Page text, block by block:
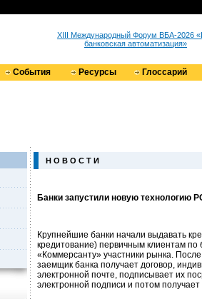
XIII Международный Форум ВБА-2026
банковская автоматизация»
События Ресурсы Глоссарий
Н О В О С Т И
Банки запустили новую технологию
Крупнейшие банки начали выдавать
кредитование) первичным клиентам по
«Коммерсанту» участники рынка.
заемщик банка получает договор,
электронной почте, подписывает их
электронной подписи и потом